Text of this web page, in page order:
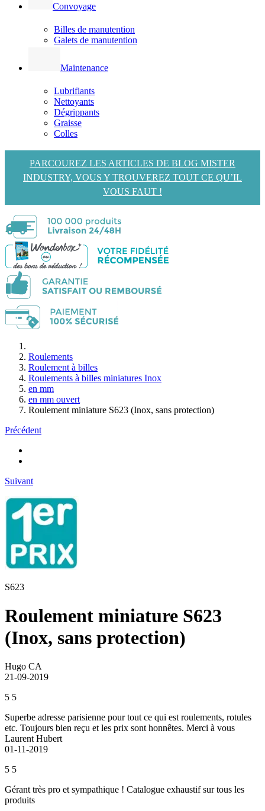
Convoyage
Billes de manutention
Galets de manutention
Maintenance
Lubrifiants
Nettoyants
Dégrippants
Graisse
Colles
PARCOUREZ LES ARTICLES DE BLOG MISTER
INDUSTRY, VOUS Y TROUVEREZ TOUT CE QU’IL
VOUS FAUT !
Roulements
Roulement à billes
Roulements à billes miniatures Inox
en mm
en mm ouvert
Roulement miniature S623 (Inox, sans protection)
Précédent
Suivant
S623
Roulement miniature S623
(Inox, sans protection)
Hugo CA
21-09-2019
5 5
Superbe adresse parisienne pour tout ce qui est roulements, rotules
etc. Toujours bien reçu et les prix sont honnêtes. Merci à vous
Laurent Hubert
01-11-2019
5 5
Gérant très pro et sympathique ! Catalogue exhaustif sur tous les
produits